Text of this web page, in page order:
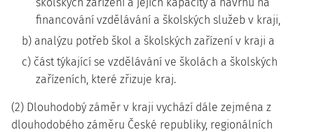
financování vzdělávání a školských služeb v kraji,
b) analýzu potřeb škol a školských zařízení v kraji a
c) část týkající se vzdělávání ve školách a školských
zařízeních, které zřizuje kraj.
(2) Dlouhodobý záměr v kraji vychází dále zejména z
dlouhodobého záměru České republiky, regionálních